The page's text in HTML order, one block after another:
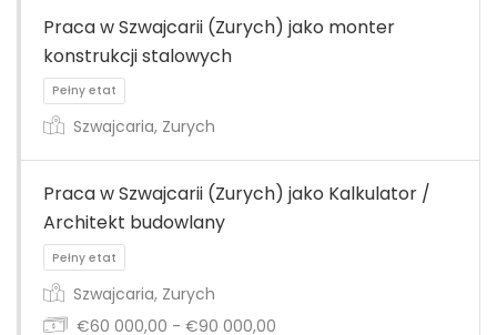
Pełny etat
Pełny etat
Praca w Szwajcarii (Zurych) jako monter
konstrukcji stalowych
Szwajcaria, Zurych
Praca w Szwajcarii (Zurych) jako Kalkulator /
Architekt budowlany
Szwajcaria, Zurych
€60 000,00 - €90 000,00